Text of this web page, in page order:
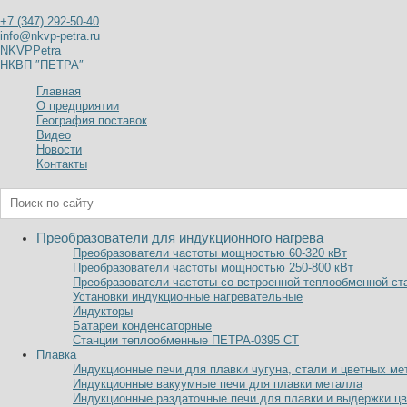
+7 (347) 292-50-40
info@nkvp-petra.ru
NKVPPetra
НКВП ″ПЕТРА″
Главная
О предприятии
География поставок
Видео
Новости
Контакты
Преобразователи для индукционного нагрева
Преобразователи частоты мощностью 60-320 кВт
Преобразователи частоты мощностью 250-800 кВт
Преобразователи частоты со встроенной теплообменной
Установки индукционные нагревательные
Индукторы
Батареи конденсаторные
Станции теплообменные ПЕТРА-0395 СТ
Плавка
Индукционные печи для плавки чугуна, стали и цветных
Индукционные вакуумные печи для плавки металла
Индукционные раздаточные печи для плавки и выдержки